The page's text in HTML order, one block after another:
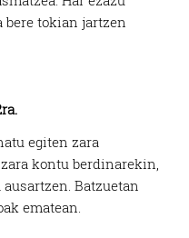
bere tokian jartzen
egiten zara
kontu berdinarekin,
Batzuetan
ematean.